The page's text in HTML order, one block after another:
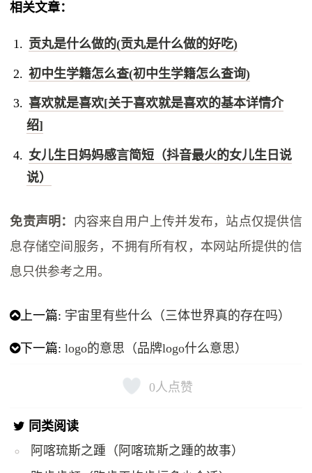
相关文章：
贡丸是什么做的(贡丸是什么做的好吃)
初中生学籍怎么查(初中生学籍怎么查询)
喜欢就是喜欢[关于喜欢就是喜欢的基本详情介
绍]
女儿生日妈妈感言简短（抖音最火的女儿生日说
说）
免责声明： 内容来自用户上传并发布，站点仅提供信
息存储空间服务，不拥有所有权，本网站所提供的信
息只供参考之用。
上一篇: 宇宙里有些什么（三体世界真的存在吗）
下一篇:logo的意思（品牌logo什么意思）
0人点赞
同类阅读
阿喀琉斯之踵（阿喀琉斯之踵的故事）